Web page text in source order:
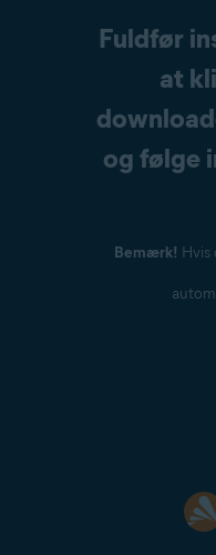
Fuldfør
at
og følge
Bemærk! Hvis